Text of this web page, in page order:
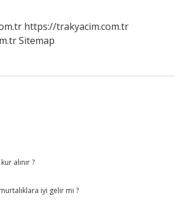
https://trakyacim.com.tr
Sitemap
alınır ?
iyi gelir mi ?